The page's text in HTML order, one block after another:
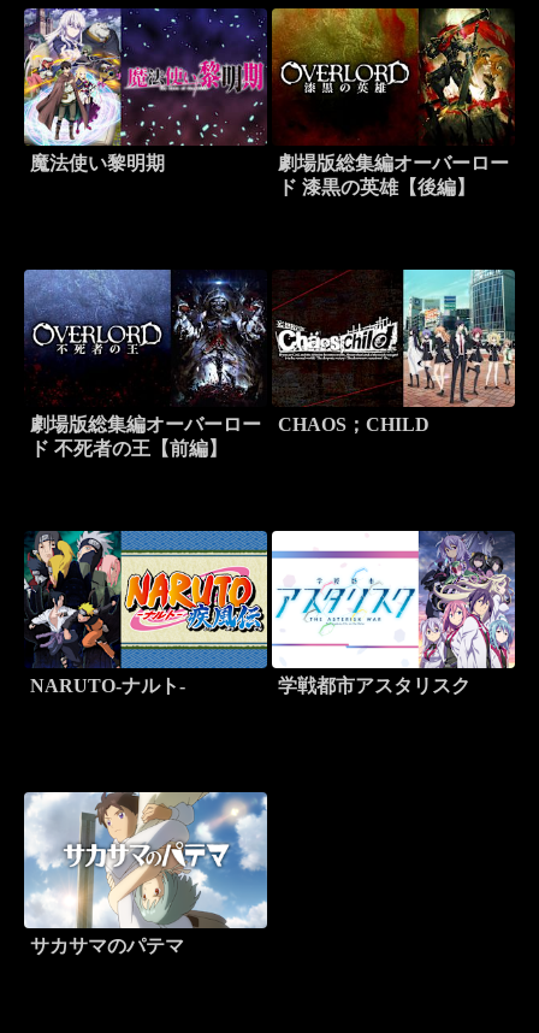
魔法使い黎明期
劇場版総集編オーバーロー
ド 漆黒の英雄【後編】
劇場版総集編オーバーロー
ド 不死者の王【前編】
CHAOS；CHILD
NARUTO-ナルト- 学戦都市アスタリスク
サカサマのパテマ